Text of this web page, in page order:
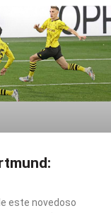
este novedoso